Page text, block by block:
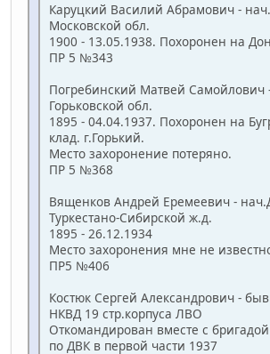
Каруцкий Василий Абрамович -
Московской обл.
1900 - 13.05.1938. Похоронен на
ПР 5 №343
Погребинский Матвей Самойлович
Горьковской обл.
1895 - 04.04.1937. Похоронен на
клад. г.Горький.
Место захоронение потеряно.
ПР 5 №368
Вященков Андрей Еремеевич -
Туркестано-Сибирской ж.д.
1895 - 26.12.1934
Место захоронения мне не
ПР5 №406
Костюк Сергей Александрович -
НКВД 19 стр.корпуса ЛВО
Откомандирован вместе с
по ДВК в первой части 1937